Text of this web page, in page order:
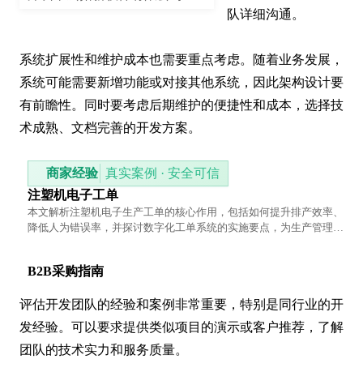
队详细沟通。
系统扩展性和维护成本也需要重点考虑。随着业务发展，
系统可能需要新增功能或对接其他系统，因此架构设计要
有前瞻性。同时要考虑后期维护的便捷性和成本，选择技
术成熟、文档完善的开发方案。
商家经验 真实案例 · 安全可信
注塑机电子工单
本文解析注塑机电子生产工单的核心作用，包括如何提升排产效率、
降低人为错误率，并探讨数字化工单系统的实施要点，为生产管理提
B2B采购指南
评估开发团队的经验和案例非常重要，特别是同行业的开
发经验。可以要求提供类似项目的演示或客户推荐，了解
团队的技术实力和服务质量。